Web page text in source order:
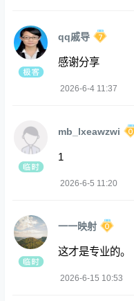
qq戚导
感谢分享
2026-6-4 11:37
mb_lxeawzwi
1
2026-6-5 11:20
一一映射
这才是专业的。
2026-6-15 10:53